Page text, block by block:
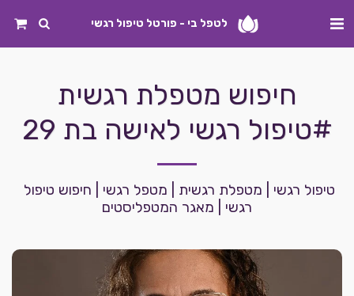
לטפל בי - פורטל טיפול רגשי
חיפוש מטפלת רגשית
#טיפול רגשי לאישה בת 29
רגשי | מאגר המטפליסטים